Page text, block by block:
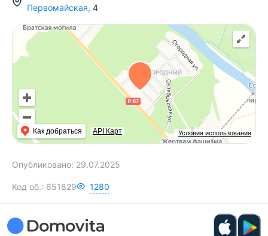
Первомайская, 4
Условия использования
Как добраться API Карт
Опубликовано: 29.07.2025
Код об.: 651829 1280